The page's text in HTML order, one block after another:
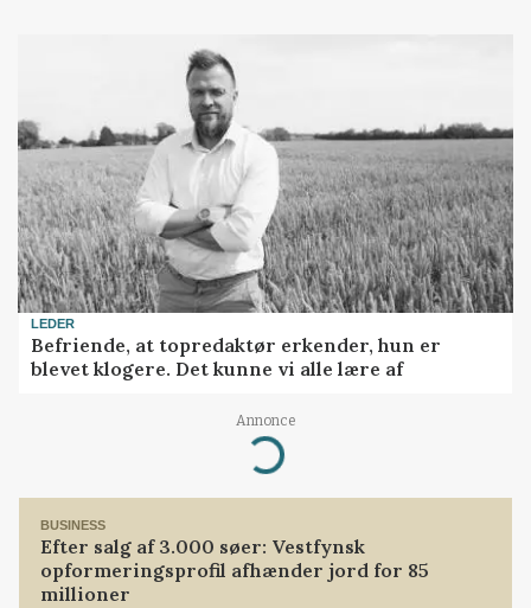
LEDER
Befriende, at topredaktør erkender, hun er
blevet klogere. Det kunne vi alle lære af
Annonce
Loading...
BUSINESS
Efter salg af 3.000 søer: Vestfynsk
opformeringsprofil afhænder jord for 85
millioner